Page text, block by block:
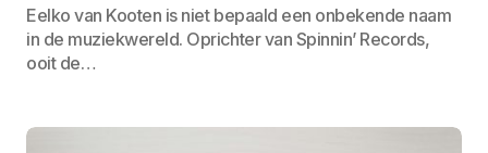
Eelko van Kooten is niet bepaald een onbekende naam
in de muziekwereld. Oprichter van Spinnin’ Records,
ooit de…